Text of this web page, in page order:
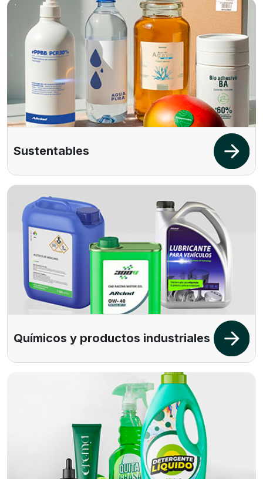
Sustentables
Químicos y productos industriales